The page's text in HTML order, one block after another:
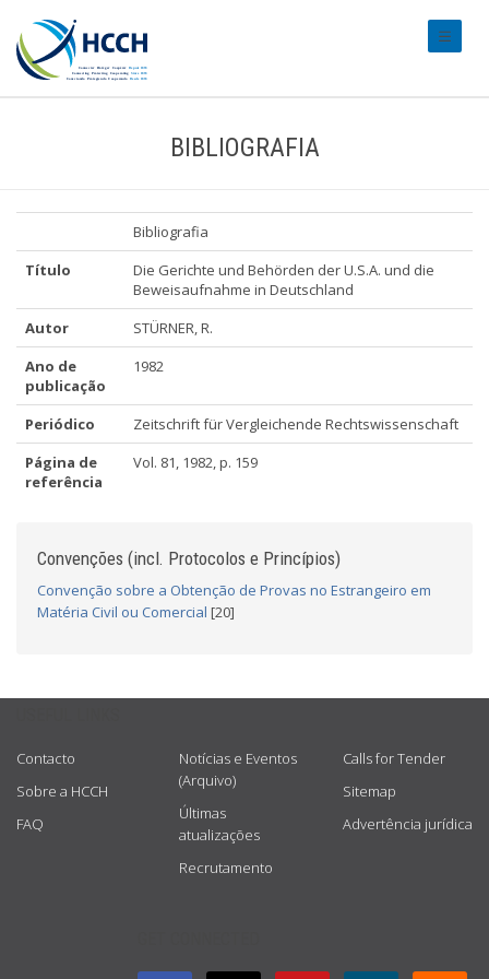
BIBLIOGRAFIA
Bibliografia
Título
Die Gerichte und Behörden der U.S.A. und die
Beweisaufnahme in Deutschland
Autor
STÜRNER, R.
Ano de
publicação
1982
Periódico
Zeitschrift für Vergleichende Rechtswissenschaft
Página de
referência
Vol. 81, 1982, p. 159
Convenções (incl. Protocolos e Princípios)
Convenção sobre a Obtenção de Provas no Estrangeiro em
Matéria Civil ou Comercial [20]
Contacto
Sobre a HCCH
FAQ
Notícias e Eventos
(Arquivo)
Últimas
atualizações
Recrutamento
Calls for Tender
Sitemap
Advertência jurídica